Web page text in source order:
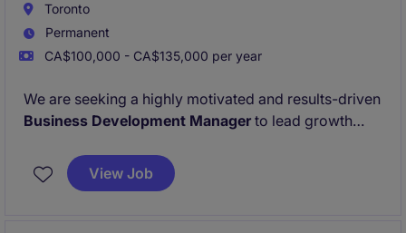
Toronto
Permanent
CA$100,000 - CA$135,000 per year
We are seeking a highly motivated and results-driven
Business Development Manager to lead growth
The successful candidate will be responsible for
generating new business opportunities, developing
View Job